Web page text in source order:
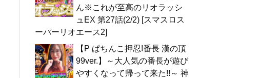
ん※これが至高のリオラッシ
ュEX 第27話(2/2) [スマスロス
ーパーリオエース2]
【P ぱちんこ押忍!番長 漢の頂
99ver.】～大人気の番長が遊び
やすくなって帰って来た!!～ 神